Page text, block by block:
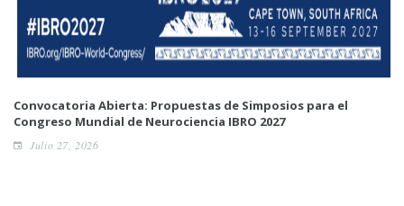
Convocatoria Abierta: Propuestas de Simposios para el
Congreso Mundial de Neurociencia IBRO 2027
Julio 27, 2026